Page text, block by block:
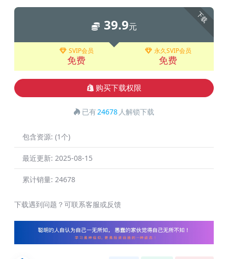
下载
39.9元
SVIP会员
免费
永久SVIP会员
免费
购买下载权限
已有24678 人解锁下载
包含资源: (1个)
最近更新: 2025-08-15
累计销量: 24678
下载遇到问题？可联系客服或反馈